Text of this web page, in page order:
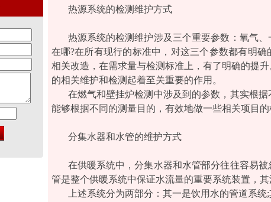
热源系统的检测维护方式
热源系统的检测维护涉及三个重要参数：氧气
在哪?在所有现行的标准中，对这三个参数都有明
相关改造，在需求量与检测标准上，有了明确的提
的相关维护和检测起着至关重要的作用。
在燃气和壁挂炉检测中涉及到的参数，其实根
能够根据不同的测量目的，有效地做一些相关项目的
分集水器和水管的维护方式
在供暖系统中，分集水器和水管部分往往容易
管是整个供暖系统中保证水流量的重要系统装置，其
上述系统分为两部分：其一是饮用水的管道系